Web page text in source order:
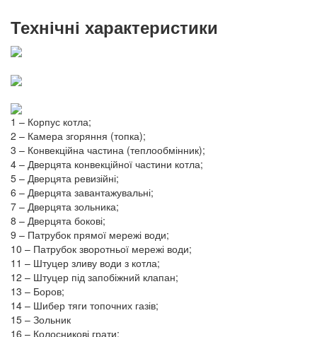
Технічні характеристики
1 – Корпус котла;
2 – Камера згоряння (топка);
3 – Конвекційна частина (теплообмінник);
4 – Дверцята конвекційної частини котла;
5 – Дверцята ревизійні;
6 – Дверцята завантажувальні;
7 – Дверцята зольника;
8 – Дверцята бокові;
9 – Патрубок прямої мережі води;
10 – Патрубок зворотньої мережі води;
11 – Штуцер зливу води з котла;
12 – Штуцер під запобіжний клапан;
13 – Боров;
14 – Шибер тяги топочних газів;
15 – Зольник
16 – Колосникові грати;